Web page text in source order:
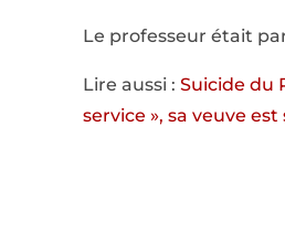
Le professeur était
Lire aussi : Suicide du
service », sa veuve est